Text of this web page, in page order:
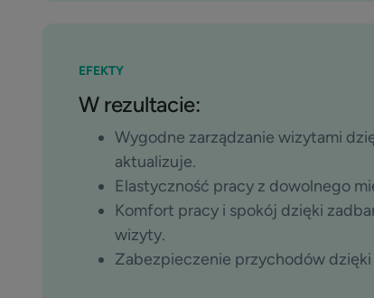
EFEKTY
W rezultacie:
Wygodne zarządzanie wizytami
aktualizuje.
Elastyczność pracy z dowolnego
Komfort pracy i spokój dzięki
wizyty.
Zabezpieczenie przychodów